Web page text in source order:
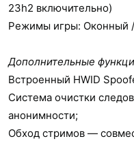
23h2 включительно)
Режимы игры: Оконный
Дополнительные
Встроенный HWID
Система очистки
анонимности;
Обход стримов —